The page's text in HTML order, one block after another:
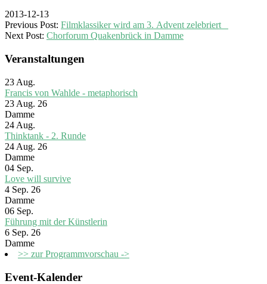
2013-12-13
Previous Post: Filmklassiker wird am 3. Advent zelebriert
Next Post: Chorforum Quakenbrück in Damme
Veranstaltungen
23 Aug.
Francis von Wahlde - metaphorisch
23 Aug. 26
Damme
24 Aug.
Thinktank - 2. Runde
24 Aug. 26
Damme
04 Sep.
Love will survive
4 Sep. 26
Damme
06 Sep.
Führung mit der Künstlerin
6 Sep. 26
Damme
>> zur Programmvorschau ->
Event-Kalender